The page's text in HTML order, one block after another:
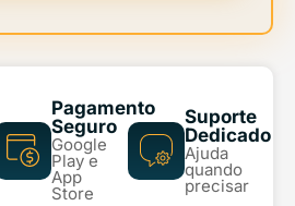
Pagamento
Seguro
Google
Play e
App
Store
Suporte
Dedicado
Ajuda
quando
precisar